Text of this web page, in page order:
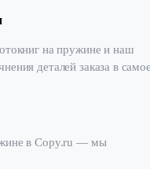
на пружине и наш
деталей заказа в
в Copy.ru — мы